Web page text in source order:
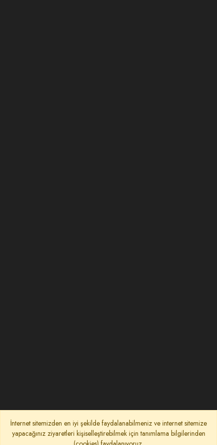
İnternet sitemizden en iyi şekilde faydalanabilmeniz ve internet sitemize
yapacağınız ziyaretleri kişiselleştirebilmek için tanımlama bilgilerinden